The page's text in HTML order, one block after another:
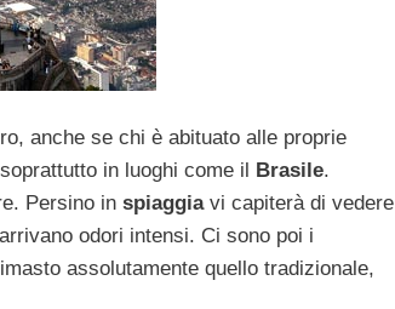
anche se chi è abituato alle proprie
in luoghi come il
Brasile.
Persino in spiaggiavi capiterà di vedere
odori intensi. Ci sono poi i
assolutamente quello tradizionale,